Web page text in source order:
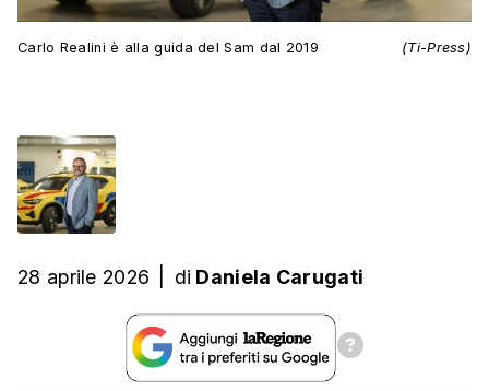
Carlo Realini è alla guida del Sam dal 2019 (Ti-Press)
28 aprile 2026 di Daniela Carugati